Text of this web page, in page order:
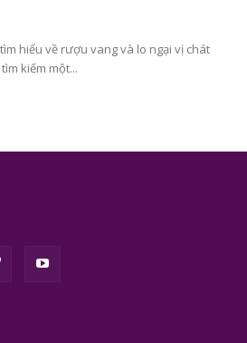
hiểu về rượu vang và lo ngại vị chát
kiếm một...